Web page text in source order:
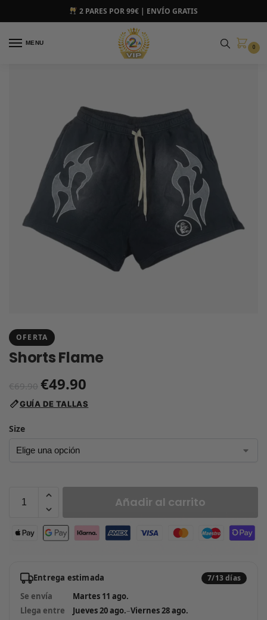
2 PARES POR 99€ | ENVÍO GRATIS
MENU
0
OFERTA
Shorts Flame
€69.90 €49.90
GUÍA DE TALLAS
Size
Añadir al carrito
Entrega estimada 7/13 días
Se envía
Martes 11 ago.
Llega entre
Jueves 20 ago.–Viernes 28 ago.